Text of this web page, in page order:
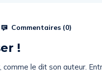
Commentaires (0)
!
le dit son auteur.